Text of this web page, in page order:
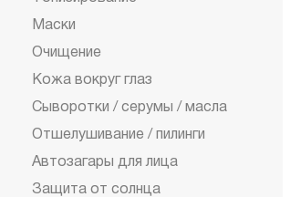
Маски
Очищение
Кожа вокруг глаз
Сыворотки / серумы / масла
Отшелушивание / пилинги
Автозагары для лица
Защита от солнца